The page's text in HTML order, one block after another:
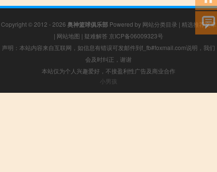
Copyright © 2012 - 2026 奥神篮球俱乐部Powered by 网站分类目录 | 精选推荐文章
| 网站地图 | 疑难解答 京ICP备06009323号
声明：本站内容来自互联网，如信息有错误可发邮件到f_fb#foxmail.com说明，我们
会及时纠正，谢谢
本站仅为个人兴趣爱好，不接盈利性广告及商业合作
小男孩